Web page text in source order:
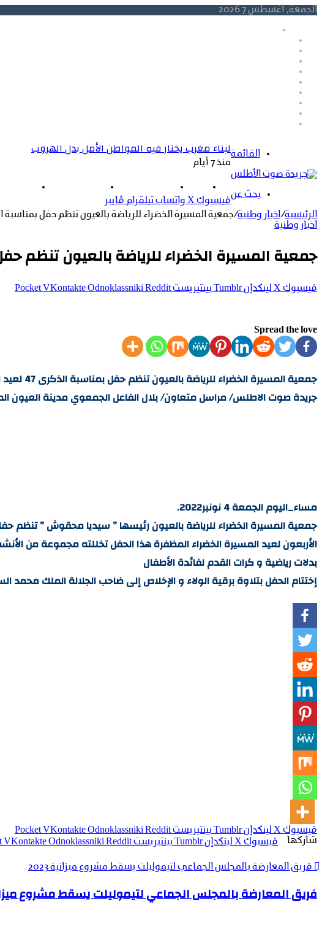
الجمعة, أغسطس 7 2026
أخبار عاجلة
القائمة
بحث عن الرئيسية
الرئيسية/ اخبار وطنية/جمعية المسيرة الخضراء للرياضة بالعيون تنظم حفل بمناسبة الذكرى 47 لعيد
اخبار وطنية
جمعية المسيرة الخضراء للرياضة بالعيون تنظم حفل بمناسبة
فيسبوك‫X لينكدإن بينتيريست Odnoklassniki
‫Pocket
Spread the love
جمعية المسيرة الخضراء للرياضة بالعيون تنظم حفل بمناسبة الذكرى 47 لعيد المسيرة الخضراء.
جريدة صوت الاطلس/ مراسل متعاون/ بلال الفاعل الجمعوي مدينة العيون
مساء_اليوم الجمعة 4 نونبر2022.
جمعية المسيرة الخضراء للرياضة بالعيون رئيسها ” سيديا محقوش ” تنظم
الأربعون لعيد المسيرة الخضراء المظفرة هذا الحفل تخللته مجموعة من
بدلات رياضية و كرات القدم لفائدة الأطفال
إختتام الحفل بتلاوة برقية الولاء و الإخلاص إلى ضاحب الجلالة الملك محمد
فيسبوك‫X لينكدإن بينتيريست Odnoklassniki
‫Pocket
شاركها
فيسبوك‫X لينكدإن بينتيريست Odnoklassniki
فريق المعارضة بالمجلس الجماعي لتيموليلت يسقط مشروع ميزانية 2023
فريق المعارضة بالمجلس الجماعي لتيموليلت يسقط مشروع ميزانية
لبناء مغرب يختار فيه المواطن الأمل بدل الهروب
منذ 7 أيام
فيسبوك‫X واتساب تيلقرام ڤايبر